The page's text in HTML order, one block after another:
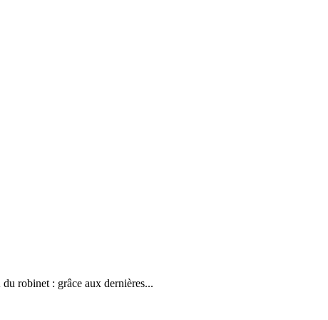
robinet : grâce aux dernières...